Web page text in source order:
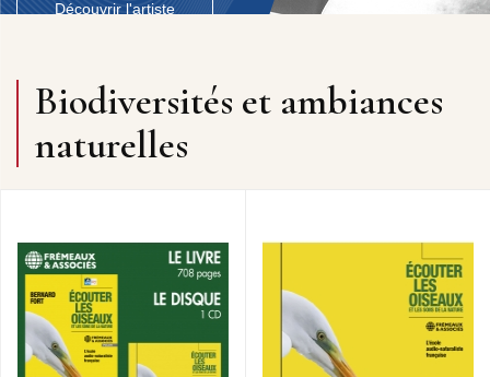
Découvrir l'artiste
Biodiversités et ambiances
naturelles